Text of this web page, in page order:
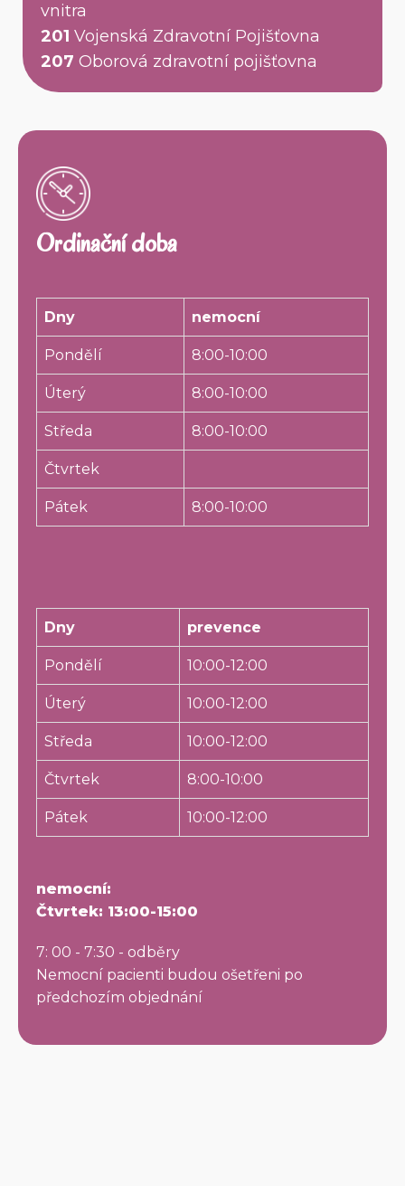
vnitra
201 Vojenská Zdravotní Pojišťovna
207 Oborová zdravotní pojišťovna
Ordinační doba
Dny nemocní
Pondělí 8:00-10:00
Úterý 8:00-10:00
Středa 8:00-10:00
Čtvrtek
Pátek 8:00-10:00
Dny prevence
Pondělí 10:00-12:00
Úterý 10:00-12:00
Středa 10:00-12:00
Čtvrtek 8:00-10:00
Pátek 10:00-12:00
nemocní:
Čtvrtek: 13:00-15:00
7: 00 - 7:30 - odběry
Nemocní pacienti budou ošetřeni po
předchozím objednání